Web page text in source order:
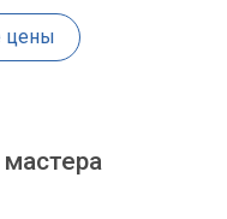
пакет, это набор
бизнес более
цены